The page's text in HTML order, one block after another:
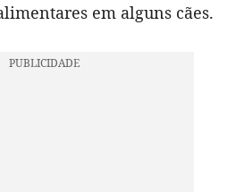
em alguns cães.